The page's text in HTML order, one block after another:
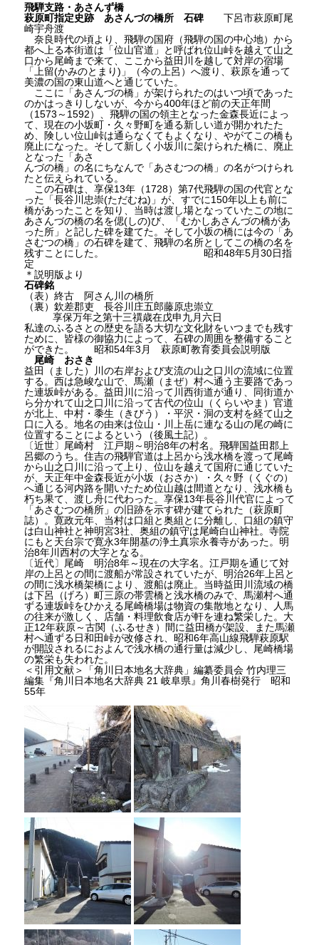
飛騨支路・あさんず橋
萩原町指定史跡 あさんづの橋所 石碑
下呂市萩原町尾
崎宇舟渡
奈良時代の頃より、飛騨の国府（飛騨の国の中心地）から
都へ上る本街道は「位山官道」と呼ばれ位山峠を越えて山之
口から尾崎まで来て、ここから益田川を越して対岸の宿場
「上留(かみのとまり)」（今の上呂）へ渡り、萩原を通って
美濃の国の東山道へと通じていた。
ここに「あさんづの橋」が架けられたのはいつ頃であった
のかはっきりしないが、今から400年ほど前の天正年間
（1573～1592）、飛騨の国の領主となった金森長近によっ
て、現在の小坂町・久々野町を通る新しい道が開かれたた
め、険しい位山峠は通らなくてもよくなり、やがてこの橋も
廃止になった。そして新しく小坂川に架けられた橋に、廃止
となった「あさ
んづの橋」の名にちなんで「あさむつの橋」の名がつけられ
たと伝えられている。
この石碑は、享保13年（1728）第7代飛騨の国の代官とな
った「長谷川忠崇(ただむね)」が、すでに150年以上も前に
橋があったことを知り、当時は渡し場となっていたこの地に
あさんづの橋の名を偲(しの)び、「むかしあさんづの橋があ
った所」と記した碑を建てた。そして小坂の橋には今の「あ
さむつの橋」の石碑を建て、飛騨の名所としてこの橋の名を
残すことにした。 昭和48年5月30日指
定
＊説明版より
石碑銘
（表）終古 阿さん川の橋所
（裏）欽差郡吏 長谷川庄五郎藤原忠崇立
享保万年之第十三禩歳在戊申九月六日
私達のふるさとの歴史を語る大切な文化財をいつまでも残す
ために、皆様の御協力によって、石碑の周囲を整備すること
ができた。 昭和54年3月 萩原町教育委員会説明版
尾崎 おさき
益田（ました）川の右岸および支流の山之口川の流域に位置
する。西は急峻な山で、馬瀬（まぜ）村へ通う主要路であっ
た連坂峠がある。益田川に沿って川西街道が通り、同街道か
ら分かれて山之口川に沿って古代の位山（くらいやま）官道
が北上、中村・黍生（きびう）・平沢・洞の支村を経て山之
口に入る。地名の由来は位山・川上岳に連なる山の尾の崎に
位置することによるという（後風土記）。
〔近世〕尾崎村 江戸期～明治8年の村名。飛騨国益田郡上
呂郷のうち。住吉の飛騨官道は上呂から浅水橋を渡って尾崎
から山之口川に沿って上り、位山を越えて国府に通じていた
が、天正年中金森長近が小坂（おさか）・久々野（くぐの）
へ通じる河内路を開いたため位山越は間道となり、浅水橋も
朽ち果て、渡し舟に代わった。享保13年長谷川代官によって
「あさむつの橋所」の旧跡を示す碑が建てられた（萩原町
誌）。寛政元年、当村は口組と奥組とに分離し、口組の鎮守
は白山神社と神明宮3社、奥組の鎮守は尾崎白山神社。寺院
にもと天台宗で寛永3年開基の浄土真宗永養寺があった。明
治8年川西村の大字となる。
〔近代〕尾崎 明治8年～現在の大字名。江戸期を通じて対
岸の上呂との間に渡船が常設されていたが、明治26年上呂と
の間に浅水橋架橋により、渡船は廃止。当時益田川流域の橋
は下呂（げろ）町三原の帯雲橋と浅水橋のみで、馬瀬村へ通
ずる連坂峠をひかえる尾崎橋場は物資の集散地となり、人馬
の往来が激しく、店舗・料理飲食店が軒を連ね繁栄した。大
正12年萩原～古関（ふるせき）間に益田橋が架設、また馬瀬
村へ通ずる日和田峠が改修され、昭和6年高山線飛騨萩原駅
が開設されるにおよんで浅水橋の通行量は減少し、尾崎橋場
の繁栄も失われた。
＜引用文献＞「角川日本地名大辞典」編纂委員会 竹内理三
編集『角川日本地名大辞典 21 岐阜県』角川春樹発行 昭和
55年